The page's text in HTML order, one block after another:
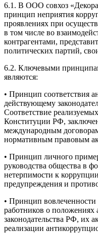
6.1. В ООО совхоз
принцип неприятия
проявлениях при
в том числе во
контрагентами,
политических партий,
6.2. Ключевыми
являются:
• Принцип соответствия
действующему
Соответствие
Конституции РФ,
международным
нормативным правовым
• Принцип личного
руководства общества в
нетерпимости к
предупреждения и
• Принцип
работников о положениях
законодательства РФ, их
реализации